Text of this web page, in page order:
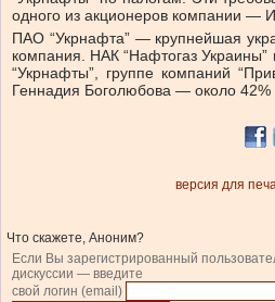
одного из акционеров компании —
ПАО “Укрнафта” — крупнейшая
компания. НАК “Нафтогаз Украины”
“Укрнафты”, группе компаний
Геннадия Боголюбова — около 42%
версия для
Что скажете, Аноним?
Если Вы зарегистрированный
дискуссии — введите
свой логин (email)